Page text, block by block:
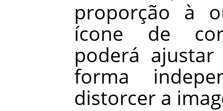
proporção à
ícone de
poderá
forma
distorcer a